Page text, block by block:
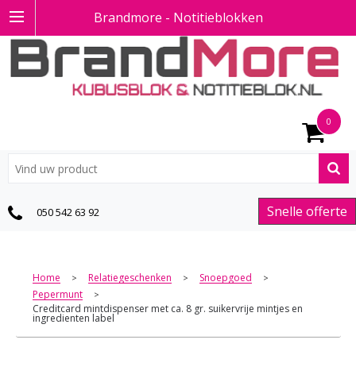
Brandmore - Notitieblokken
0
Snelle offerte
050 542 63 92
Home > Relatiegeschenken > Snoepgoed >
Pepermunt >
Creditcard mintdispenser met ca. 8 gr. suikervrije mintjes en
ingredienten label